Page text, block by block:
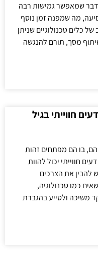
דבר שמאפשר גמישות רבה
מה שמפנה זמן נוסף
כלים טכנולוגיים שניתן
מסך, תורם להנגשה
חווייתי בגיל
בו הם מפתחים זהות
חווייתי יכול להוות
להבין את הצרכים
כמו טכנולוגיה,
משיכה ולסייע בהגברת